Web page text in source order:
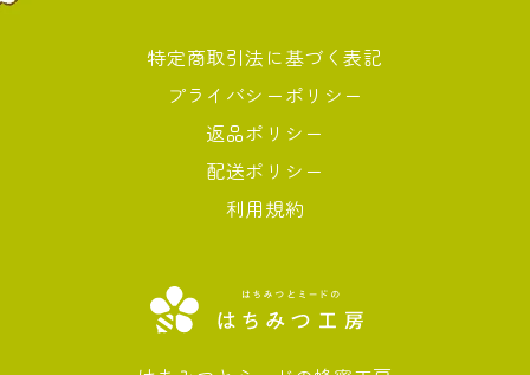
特定商取引法に基づく表記
プライバシーポリシー
返品ポリシー
配送ポリシー
利用規約